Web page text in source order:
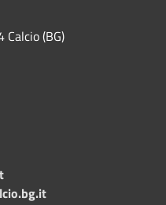
Calcio (BG)